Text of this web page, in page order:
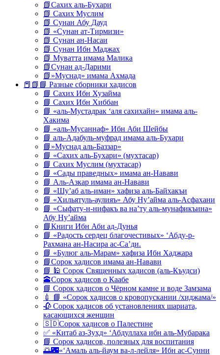
📗Сахих аль-Бухари
📗 Сахих Муслим
📗 Сунан Абу Дауд
📗 «Сунан ат-Тирмизи»
📗 Сунан ан-Насаи
📗 Сунан Ибн Маджах
📗 Муватта имама Малика
📗Сунан ад-Дарими
📗»Муснад» имама Ахмада
📕📗📘 Разные сборники хадисов
📘 Сахих Ибн Хузайма
📘 Сахих Ибн Хиббан
📘 «аль-Мустадрак ‘аля сахихайн» имама аль-
Хакима
📘 «аль-Мусаннаф» Ибн Аби Шейбы
📘 аль-Адабуль-муфрад имама аль-Бухари
📘»Муснад аль-Баззар»
📘 «Сахих аль-Бухари» (мухтасар)
📘 Сахих Муслим (мухтасар)
📘 «Сады праведных» имама ан-Навави
📘 Аль-Азкар имама ан-Навави
📘 «Шу’аб аль-иман» хафиза аль-Байхакъи
📘 «Хильятуль-аулияъ» Абу Ну’айма аль-Асфахани
📘 «Сыфату-н-нифакъ ва на’ту аль-мунафикъина»
Абу Ну’айма
📘Книги Ибн Аби ад-Дунья
📘 «Радость сердец благочестивых» ‘Абду-р-
Рахмана ан-Насира ас-Са’ди.
📘 «Булюг аль-Марам» хафиза Ибн Хаджара
📘Сорок хадисов имама ан-Навави
📘 🕌 Сорок Священных хадисов (аль-Къудси)
🕋Сорок хадисов о Каабе
📘 Сорок хадисов о Чёрном камне и воде Замзама
💉 📘 «Сорок хадисов о кровопускании /хиджама/»
🥀 Сорок хадисов об установлениях шариата,
касающихся женщин
🇸🇩Сорок хадисов о Палестине
✅ «Китаб аз-Зухд» ‘Абдуллаха ибн аль-Мубарака
📘 Сорок хадисов, полезных для воспитания
🌅🌃«‘Амаль аль-йаум ва-л-лейля» Ибн ас-Сунни